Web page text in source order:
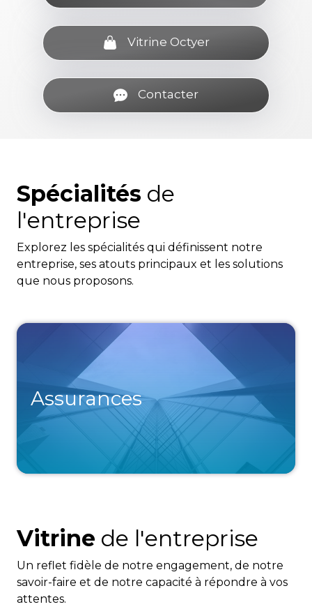
Vitrine Octyer
Contacter
Spécialités de
l'entreprise
Explorez les spécialités qui définissent notre
entreprise, ses atouts principaux et les solutions
que nous proposons.
Assurances
Vitrine de l'entreprise
Un reflet fidèle de notre engagement, de notre
savoir-faire et de notre capacité à répondre à vos
attentes.